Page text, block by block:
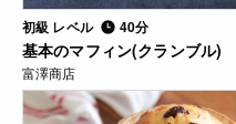
初級 レベル 40分
基本のマフィン(クランブル)
富澤商店